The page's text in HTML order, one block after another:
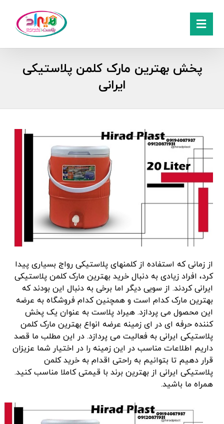
پخش بهترین مارک کلمن پلاستیکی
ایرانی
از زمانی که استفاده از کلمنهای پلاستیکی رواج بسیاری پیدا
کرد، افراد زیادی به دنبال خرید بهترین مارک کلمن پلاستیکی
ایرانی کردند. از سویی دیگر اما برخی به دنبال این بودند که
بهترین مارک کدام است و همچنین کدام فروشگاه به عرضه
این محصول می پردازد. هیراد پلاست به عنوان یک پخش
کننده حرفه ای در ای زمینه عرضه انواع بهترین مارک کلمن
پلاستیکی ایرانی به فعالیت می پردازد. در این مطلب ما قصد
داریم اطلاعات مناسب در این زمینه را در اختیار شما عزیزان
قرار دهیم تا بتوانیم به راحتی اقدام به خرید کلمن
پلاستیکی ایرانی از بهترین برند با قیمتی کاملا مناسب کنید.
همراه ما باشید.